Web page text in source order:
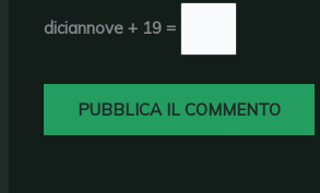
diciannove + 19 =